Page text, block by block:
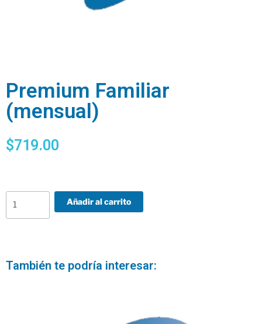
Premium Familiar
(mensual)
$719.00
Añadir al carrito
También te podría interesar: